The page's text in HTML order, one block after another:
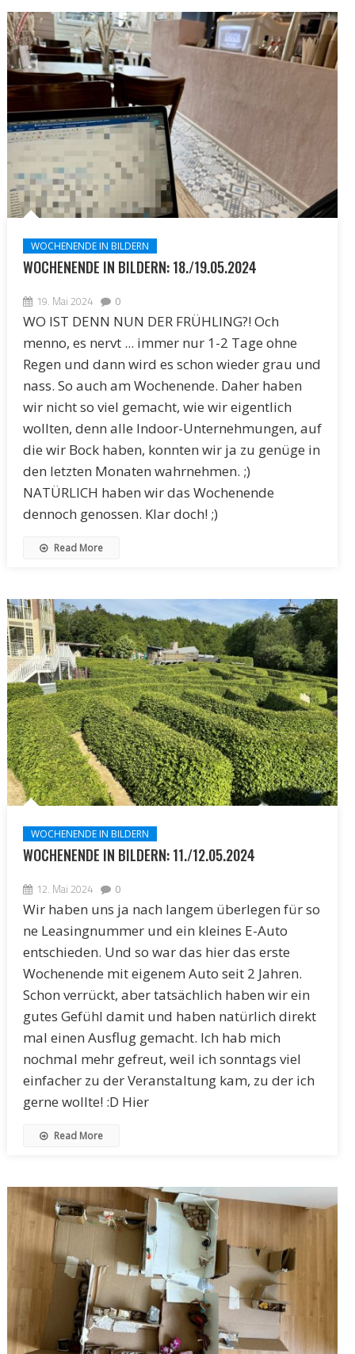
WOCHENENDE IN BILDERN
WOCHENENDE IN BILDERN: 18./19.05.2024
19. Mai 2024 0
WO IST DENN NUN DER FRÜHLING?! Och
menno, es nervt ... immer nur 1-2 Tage ohne
Regen und dann wird es schon wieder grau und
nass. So auch am Wochenende. Daher haben
wir nicht so viel gemacht, wie wir eigentlich
wollten, denn alle Indoor-Unternehmungen, auf
die wir Bock haben, konnten wir ja zu genüge in
den letzten Monaten wahrnehmen. ;)
NATÜRLICH haben wir das Wochenende
dennoch genossen. Klar doch! ;)
Read More
WOCHENENDE IN BILDERN
WOCHENENDE IN BILDERN: 11./12.05.2024
12. Mai 2024 0
Wir haben uns ja nach langem überlegen für so
ne Leasingnummer und ein kleines E-Auto
entschieden. Und so war das hier das erste
Wochenende mit eigenem Auto seit 2 Jahren.
Schon verrückt, aber tatsächlich haben wir ein
gutes Gefühl damit und haben natürlich direkt
mal einen Ausflug gemacht. Ich hab mich
nochmal mehr gefreut, weil ich sonntags viel
einfacher zu der Veranstaltung kam, zu der ich
gerne wollte! :D Hier
Read More